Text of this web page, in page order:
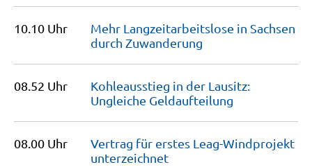
10.10 Uhr
Mehr Langzeitarbeitslose in Sachsen
durch Zuwanderung
08.52 Uhr
Kohleausstieg in der Lausitz:
Ungleiche Geldaufteilung
08.00 Uhr
Vertrag für erstes Leag-Windprojekt
unterzeichnet